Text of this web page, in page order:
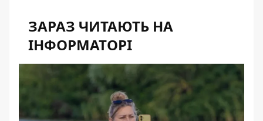
ЗАРАЗ ЧИТАЮТЬ НА
ІНФОРМАТОРІ